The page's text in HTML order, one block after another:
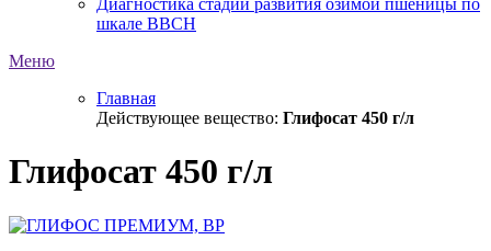
Диагностика стадий развития озимой пшеницы по
шкале ВВСН
Меню
Главная
Действующее вещество: Глифосат 450 г/л
Глифосат 450 г/л